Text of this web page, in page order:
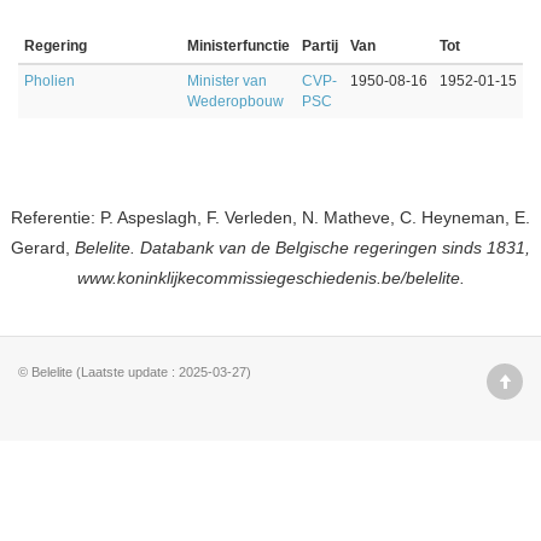
Regering Ministerfunctie Partij Van Tot
Pholien
Minister van
Wederopbouw
CVP-
PSC
1950-08-16 1952-01-15
Referentie: P. Aspeslagh, F. Verleden, N. Matheve, C. Heyneman, E.
Gerard, Belelite. Databank van de Belgische regeringen sinds 1831,
www.koninklijkecommissiegeschiedenis.be/belelite.
© Belelite (Laatste update : 2025-03-27)